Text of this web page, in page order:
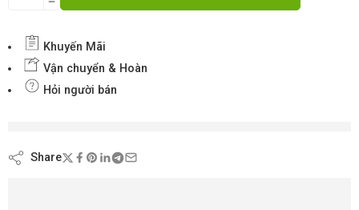
Khuyến Mãi
Vận chuyển & Hoàn
Hỏi người bán
Share